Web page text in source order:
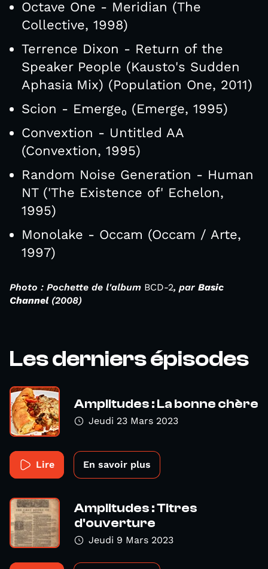
Octave One - Meridian (The
Collective, 1998)
Terrence Dixon - Return of the
Speaker People (Kausto's Sudden
Aphasia Mix) (Population One, 2011)
Scion - Emerge₀ (Emerge, 1995)
Convextion - Untitled AA
(Convextion, 1995)
Random Noise Generation - Human
NT ('The Existence of' Echelon,
1995)
Monolake - Occam (Occam / Arte,
1997)
Photo : Pochette de l'album BCD-2, par Basic
Channel(2008)
Les derniers épisodes
Amplitudes : La bonne chère
Jeudi 23 Mars 2023
Lire En savoir plus
Amplitudes : Titres
d'ouverture
Jeudi 9 Mars 2023